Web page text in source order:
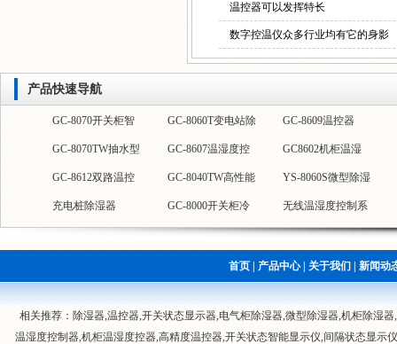
温控器可以发挥特长
数字控温仪众多行业均有它的身影
产品快速导航
GC-8070开关柜智
能抽湿器
GC-8060T变电站除
湿装置
GC-8609温控器
GC-8070TW抽水型
除湿器
GC-8607温湿度控
制器
GC8602机柜温湿
度控器
GC-8612双路温控
仪
GC-8040TW高性能
除湿器
YS-8060S微型除湿
器
充电桩除湿器 GC-8000开关柜冷
凝除湿装置
无线温湿度控制系
统
GC-8607-D养殖场 GC-8060柜体除湿
首页 产品中心| 关于我们 新闻动
相关推荐：除湿器,温控器,开关状态显示器,电气柜除湿器,微型除湿器,机柜除湿器,
温湿度控制器,机柜温湿度控器,高精度温控器,开关状态智能显示仪,间隔状态显示仪